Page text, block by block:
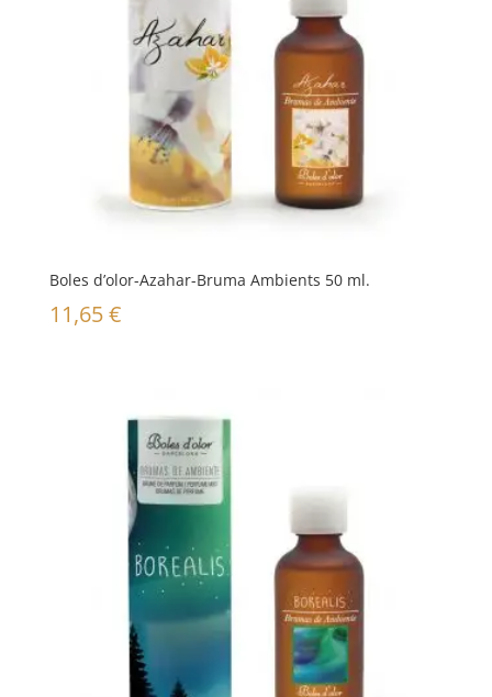
Boles d’olor-Azahar-Bruma Ambients 50 ml.
11,65€